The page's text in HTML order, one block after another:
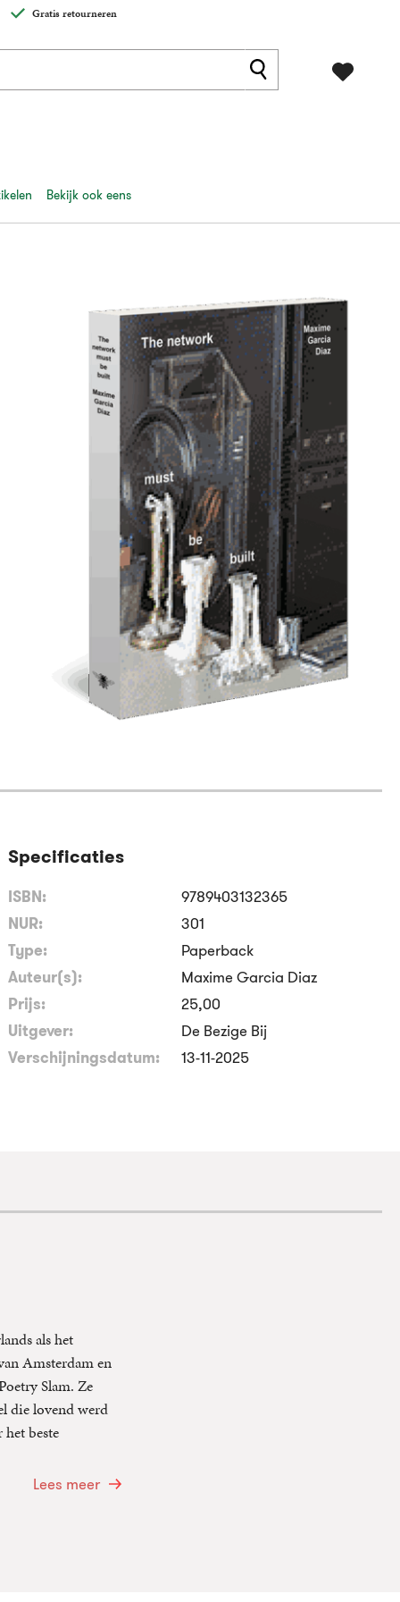
Gratis retourneren
Bekijk ook eens
Specificaties
ISBN:
9789403132365
NUR:
301
Type:
Paperback
Auteur(s):
Maxime Garcia Diaz
Prijs:
25,00
Uitgever:
De Bezige Bij
Verschijningsdatum:
13-11-2025
als het
Amsterdam en
Slam. Ze
die lovend werd
beste
Lees meer